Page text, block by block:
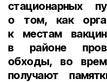
стационарных
о том, как
к местам
в районе
обходы, во
получают